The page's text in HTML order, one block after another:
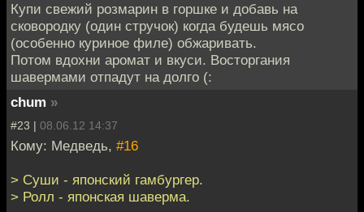
Купи свежий розмарин в горшке и добавь на
сковородку (один стручок) когда будешь мясо
(особенно куриное филе) обжаривать.
Потом вдохни аромат и вкуси. Восторгания
шавермами отпадут на долго (:
chum »
#23 | 08.06.12 14:37
Кому: Медведь, #16
> Суши - японский гамбургер.
> Ролл - японская шаверма.